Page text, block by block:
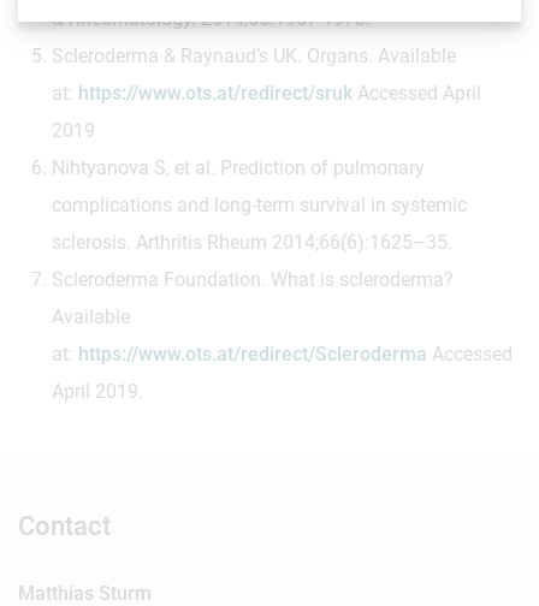
& Rheumatology. 2014;66:1967-1978.
Scleroderma & Raynaud’s UK. Organs. Available
at: https://www.ots.at/redirect/sruk Accessed April
2019
Nihtyanova S, et al. Prediction of pulmonary
complications and long-term survival in systemic
sclerosis. Arthritis Rheum 2014;66(6):1625–35.
Scleroderma Foundation. What is scleroderma?
Available
at: https://www.ots.at/redirect/Scleroderma Accessed
April 2019.
Contact
Matthias Sturm